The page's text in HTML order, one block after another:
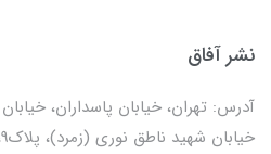
نشر آفاق
آدرس: تهران، خیابان پاسداران،
خیابان شهید ناطق نوری (زمرد)، پلاک9، ساختمان زمرد، طبقه دوم